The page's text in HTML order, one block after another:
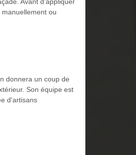
manuellement ou
donnera un coup de
Son équipe est
d'artisans